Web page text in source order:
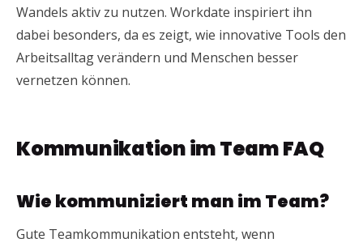
Wandels aktiv zu nutzen. Workdate inspiriert ihn
dabei besonders, da es zeigt, wie innovative Tools den
Arbeitsalltag verändern und Menschen besser
vernetzen können.
Kommunikation im Team FAQ
Wie kommuniziert man im Team?
Gute Teamkommunikation entsteht, wenn